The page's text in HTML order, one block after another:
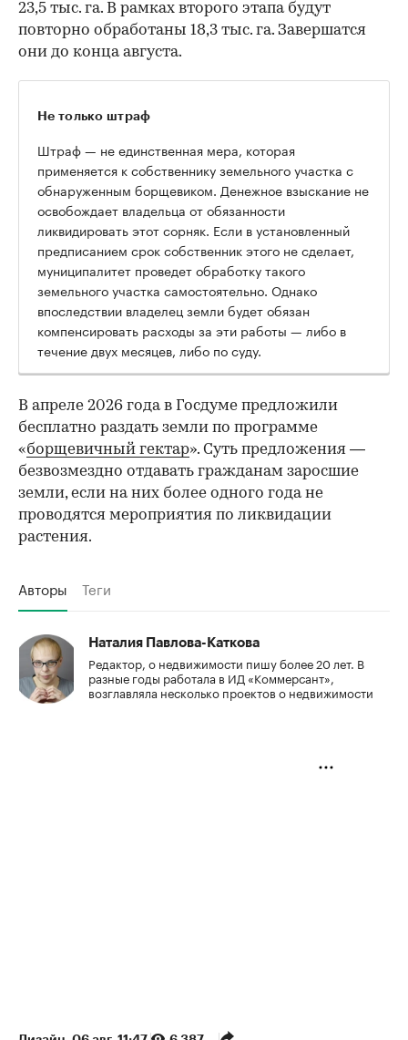
23,5 тыс. га. В рамках второго этапа будут
повторно обработаны 18,3 тыс. га. Завершатся
они до конца августа.
Не только штраф
Штраф — не единственная мера, которая
применяется к собственнику земельного участка с
обнаруженным борщевиком. Денежное взыскание не
освобождает владельца от обязанности
ликвидировать этот сорняк. Если в установленный
предписанием срок собственник этого не сделает,
муниципалитет проведет обработку такого
земельного участка самостоятельно. Однако
впоследствии владелец земли будет обязан
компенсировать расходы за эти работы — либо в
течение двух месяцев, либо по суду.
В апреле 2026 года в Госдуме предложили
бесплатно раздать земли по программе
«борщевичный гектар». Суть предложения —
безвозмездно отдавать гражданам заросшие
земли, если на них более одного года не
проводятся мероприятия по ликвидации
растения.
Авторы Теги
Наталия Павлова-Каткова
Редактор, о недвижимости пишу более 20 лет. В
разные годы работала в ИД «Коммерсант»,
возглавляла несколько проектов о недвижимости